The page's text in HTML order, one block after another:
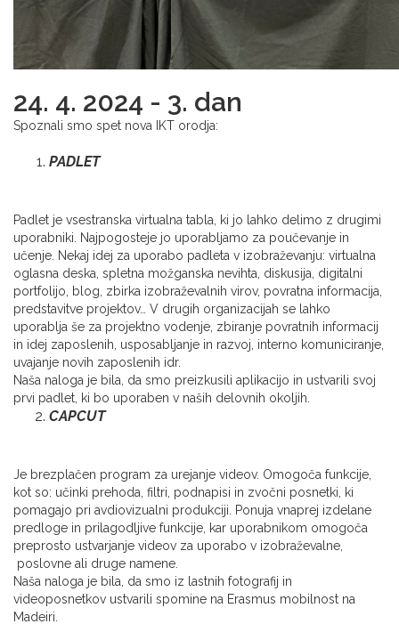
24. 4. 2024 - 3. dan
Spoznali smo spet nova IKT orodja:
PADLET
Padlet je vsestranska virtualna tabla, ki jo lahko delimo z drugimi
uporabniki. Najpogosteje jo uporabljamo za poučevanje in
učenje. Nekaj idej za uporabo padleta v izobraževanju: virtualna
oglasna deska, spletna možganska nevihta, diskusija, digitalni
portfolijo, blog, zbirka izobraževalnih virov, povratna informacija,
predstavitve projektov… V drugih organizacijah se lahko
uporablja še za projektno vodenje, zbiranje povratnih informacij
in idej zaposlenih, usposabljanje in razvoj, interno komuniciranje,
uvajanje novih zaposlenih idr.
Naša naloga je bila, da smo preizkusili aplikacijo in ustvarili svoj
prvi padlet, ki bo uporaben v naših delovnih okoljih.
CAPCUT
Je brezplačen program za urejanje videov. Omogoča funkcije,
kot so: učinki prehoda, filtri, podnapisi in zvočni posnetki, ki
pomagajo pri avdiovizualni produkciji. Ponuja vnaprej izdelane
predloge in prilagodljive funkcije, kar uporabnikom omogoča
preprosto ustvarjanje videov za uporabo v izobraževalne,
poslovne ali druge namene.
Naša naloga je bila, da smo iz lastnih fotografij in
videoposnetkov ustvarili spomine na Erasmus mobilnost na
Madeiri.